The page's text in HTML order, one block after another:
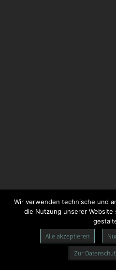
Wir verwenden technische und
die Nutzung unserer Website
Alle akzeptieren
Zur